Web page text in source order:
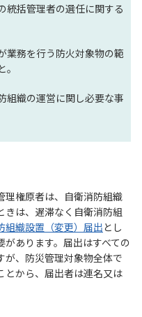
統括管理者の選任に関する
業務を行う防火対象物の範
組織の運営に関し必要な事
理権原者は、自衛消防組織
きは、遅滞なく自衛消防組
組織設置（変更）届出とし
あります。届出はすべての
が、防災管理対象物全体で
とから、届出者は連名又は